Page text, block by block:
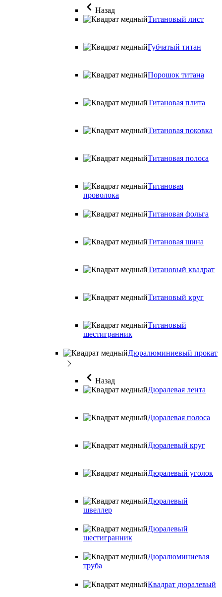
Назад
Титановый лист
Губчатый титан
Порошок титана
Титановая плита
Титановая поковка
Титановая полоса
Титановая
проволока
Титановая фольга
Титановая шина
Титановый квадрат
Титановый круг
Титановый
шестигранник
Дюралюминиевый прокат
Назад
Дюралевая лента
Дюралевая полоса
Дюралевый круг
Дюралевый уголок
Дюралевый
швеллер
Дюралевый
шестигранник
Дюралюминиевая
труба
Квадрат дюралевый